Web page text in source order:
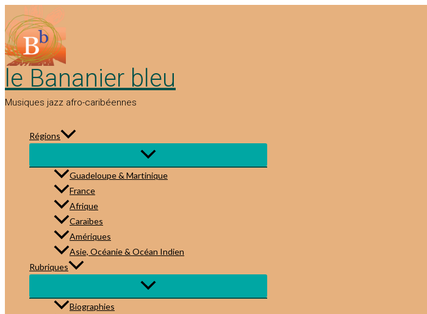
au
contenu
le Bananier bleu
Musiques jazz afro-caribéennes
Régions
Guadeloupe & Martinique
France
Afrique
Caraïbes
Amériques
Asie, Océanie & Océan Indien
Rubriques
Biographies